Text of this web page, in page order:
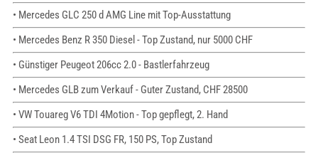
• Mercedes GLC 250 d AMG Line mit Top-Ausstattung
• Mercedes Benz R 350 Diesel - Top Zustand, nur 5000 CHF
• Günstiger Peugeot 206cc 2.0 - Bastlerfahrzeug
• Mercedes GLB zum Verkauf - Guter Zustand, CHF 28500
• VW Touareg V6 TDI 4Motion - Top gepflegt, 2. Hand
• Seat Leon 1.4 TSI DSG FR, 150 PS, Top Zustand